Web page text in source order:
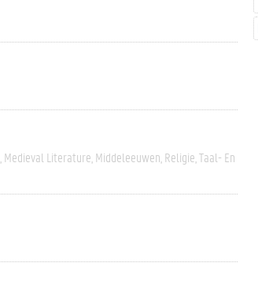
Medieval Literature Middeleeuwen Religie Taal- En